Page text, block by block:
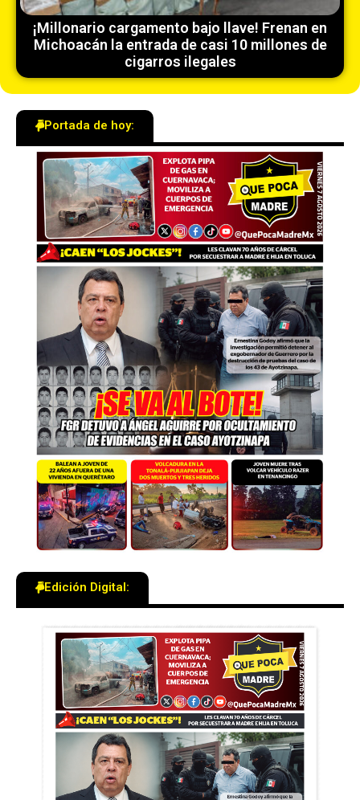
¡Millonario cargamento bajo llave! Frenan en
Michoacán la entrada de casi 10 millones de
cigarros ilegales
Portada de hoy:
Edición Digital: